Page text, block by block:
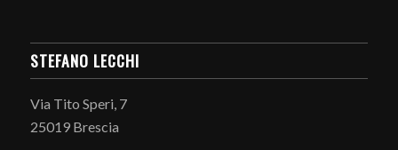
STEFANO LECCHI
Via Tito Speri, 7
25019 Brescia